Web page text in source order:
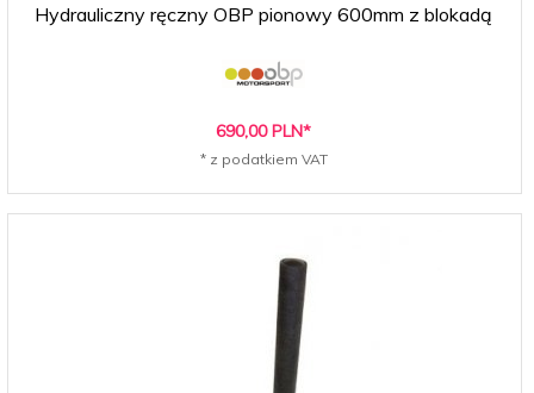
Hydrauliczny ręczny OBP pionowy 600mm z blokadą
690,00 PLN*
* z podatkiem VAT